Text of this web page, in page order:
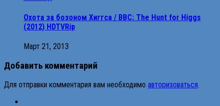
Охота за бозоном Хиггса / BBC: The Hunt for Higgs
(2012) HDTVRip
Март 21, 2013
Добавить комментарий
Для отправки комментария вам необходимо авторизоваться.